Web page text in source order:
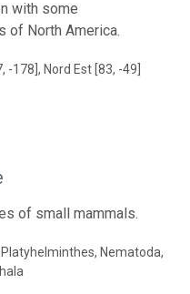
with some
of North America.
-178], Nord Est [83, -49]
of small mammals.
Nematoda,